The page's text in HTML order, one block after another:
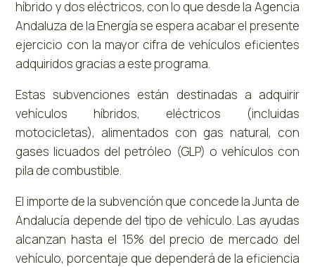
híbrido y dos eléctricos, con lo que desde la Agencia
Andaluza de la Energía se espera acabar el presente
ejercicio con la mayor cifra de vehículos eficientes
adquiridos gracias a este programa.
Estas subvenciones están destinadas a adquirir
vehículos híbridos, eléctricos (incluidas
motocicletas), alimentados con gas natural, con
gases licuados del petróleo (GLP) o vehículos con
pila de combustible.
El importe de la subvención que concede la Junta de
Andalucía depende del tipo de vehículo. Las ayudas
alcanzan hasta el 15% del precio de mercado del
vehículo, porcentaje que dependerá de la eficiencia